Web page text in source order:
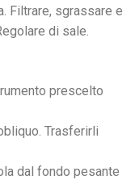
Filtrare, sgrassare e
di sale.
prescelto
Trasferirli
dal fondo pesante